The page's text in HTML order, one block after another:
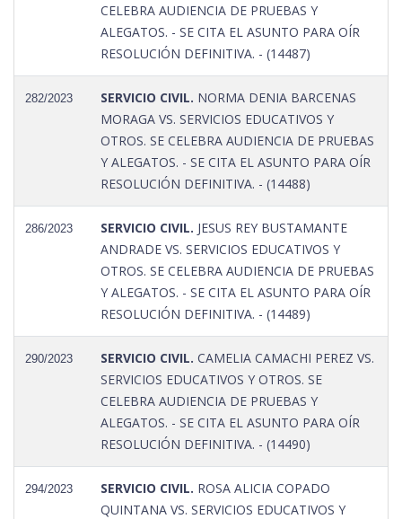
CELEBRA AUDIENCIA DE PRUEBAS Y
ALEGATOS. - SE CITA EL ASUNTO PARA OÍR
RESOLUCIÓN DEFINITIVA. - (14487)
282/2023 SERVICIO CIVIL. NORMA DENIA BARCENAS
MORAGA VS. SERVICIOS EDUCATIVOS Y
OTROS. SE CELEBRA AUDIENCIA DE PRUEBAS
Y ALEGATOS. - SE CITA EL ASUNTO PARA OÍR
RESOLUCIÓN DEFINITIVA. - (14488)
286/2023 SERVICIO CIVIL. JESUS REY BUSTAMANTE
ANDRADE VS. SERVICIOS EDUCATIVOS Y
OTROS. SE CELEBRA AUDIENCIA DE PRUEBAS
Y ALEGATOS. - SE CITA EL ASUNTO PARA OÍR
RESOLUCIÓN DEFINITIVA. - (14489)
290/2023 SERVICIO CIVIL. CAMELIA CAMACHI PEREZ VS.
SERVICIOS EDUCATIVOS Y OTROS. SE
CELEBRA AUDIENCIA DE PRUEBAS Y
ALEGATOS. - SE CITA EL ASUNTO PARA OÍR
RESOLUCIÓN DEFINITIVA. - (14490)
294/2023 SERVICIO CIVIL. ROSA ALICIA COPADO
QUINTANA VS. SERVICIOS EDUCATIVOS Y